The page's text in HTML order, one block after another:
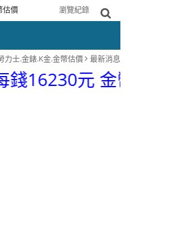
估價 瀏覽紀錄
力士.金錶.K金.金幣估價 最新消息
16230元 金幣回收